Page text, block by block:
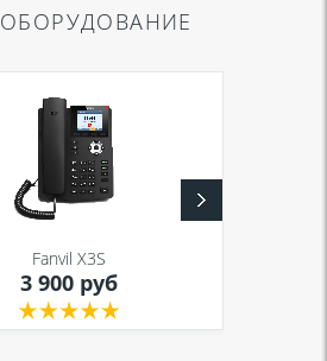
ОБОРУДОВАНИЕ
Fanvil X3S
3 900 руб